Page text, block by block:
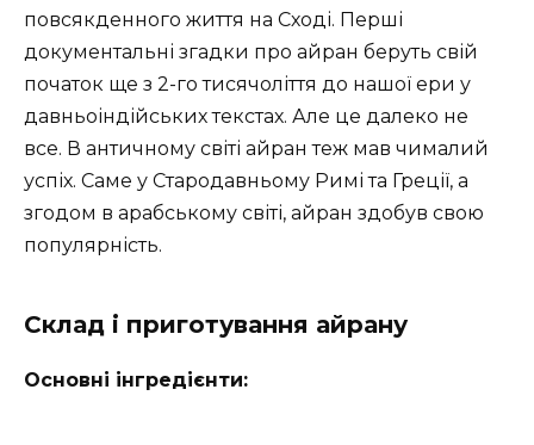
повсякденного життя на Сході. Перші
документальні згадки про айран беруть свій
початок ще з 2-го тисячоліття до нашої ери у
давньоіндійських текстах. Але це далеко не
все. В античному світі айран теж мав чималий
успіх. Саме у Стародавньому Римі та Греції, а
згодом в арабському світі, айран здобув свою
популярність.
Склад і приготування айрану
Основні інгредієнти: